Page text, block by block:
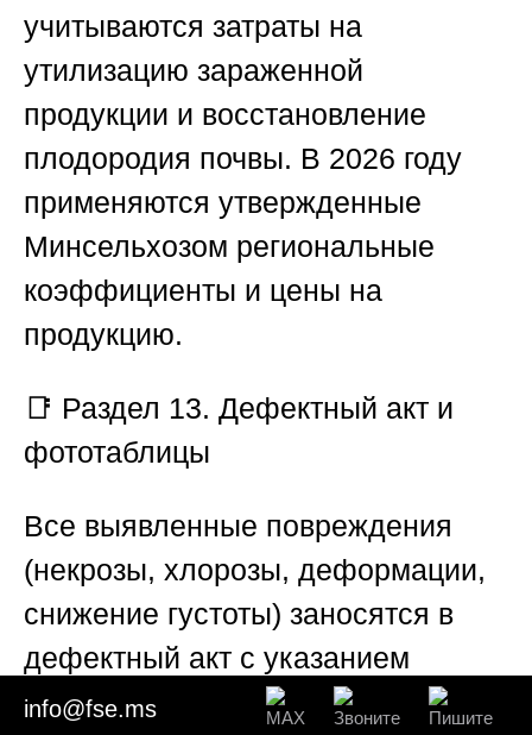
учитываются затраты на
утилизацию зараженной
продукции и восстановление
плодородия почвы. В 2026 году
применяются утвержденные
Минсельхозом региональные
коэффициенты и цены на
продукцию.
📑 Раздел 13. Дефектный акт и
фототаблицы
Все выявленные повреждения
(некрозы, хлорозы, деформации,
снижение густоты) заносятся в
дефектный акт с указанием
локализации, степени
info@fse.ms